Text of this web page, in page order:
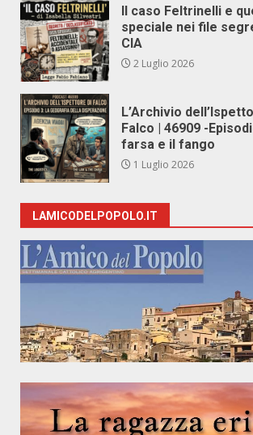
Il caso Feltrinelli e
speciale nei file
CIA
2 Luglio 2026
L’Archivio
Falco | 46909 -
farsa e il fango
1 Luglio 2026
LAMICODELPOPOLO.IT